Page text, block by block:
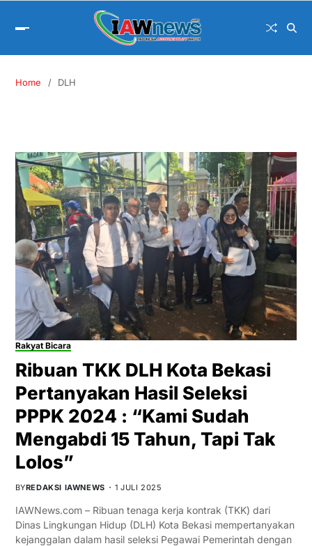
Home DLH
Rakyat Bicara
Ribuan TKK DLH Kota Bekasi
Pertanyakan Hasil Seleksi
PPPK 2024 : “Kami Sudah
Mengabdi 15 Tahun, Tapi Tak
Lolos”
BYREDAKSI IAWNEWS 1 JULI 2025
IAWNews.com – Ribuan tenaga kerja kontrak (TKK) dari
Dinas Lingkungan Hidup (DLH) Kota Bekasi mempertanyakan
kejanggalan dalam hasil seleksi Pegawai Pemerintah dengan